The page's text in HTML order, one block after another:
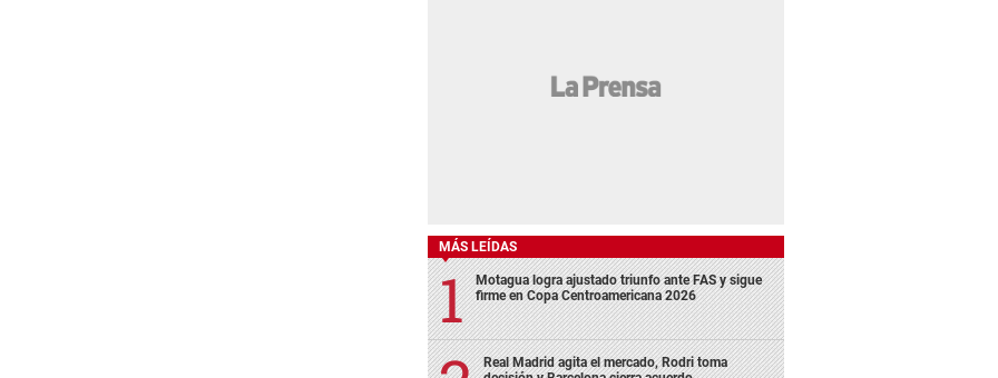
MÁS LEÍDAS
Motagua logra ajustado triunfo ante FAS y sigue
firme en Copa Centroamericana 2026
Real Madrid agita el mercado, Rodri toma